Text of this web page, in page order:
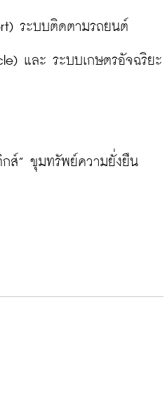
ระบบติดตามรถยนต์
และ ระบบเกษตรอัจฉริยะ
กส์” ขุมทรัพย์ความยั่งยืน